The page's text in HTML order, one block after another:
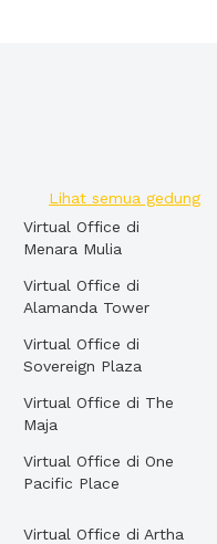
Lihat semua gedung
Virtual Office di
Menara Mulia
Virtual Office di
Alamanda Tower
Virtual Office di
Sovereign Plaza
Virtual Office di The
Maja
Virtual Office di One
Pacific Place
Virtual Office di Artha